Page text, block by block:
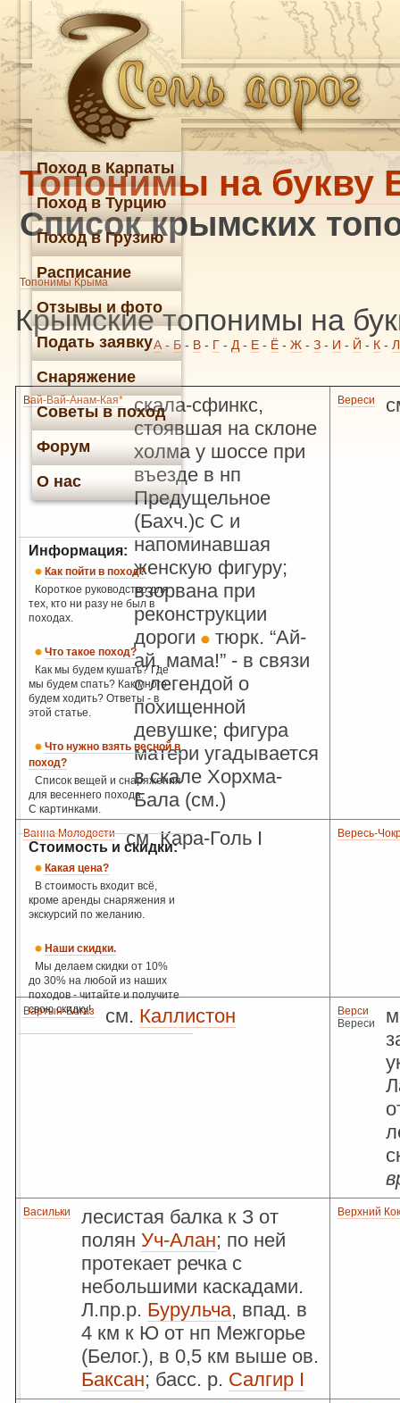
Топонимы на букву
Список крымских
Топонимы Крыма
Крымские топонимы на
А - Б - В - Г - Д - Е - Ё - Ж - З - И - Й - К - Л
Вай-Вай-Анам-Кая*
скала-сфинкс,
стоявшая на склоне
холма у шоссе при
въезде в нп
Предущельное
(Бахч.)с С и
напоминавшая
женскую фигуру;
взорвана при
реконструкции
дороги
тюрк. “Ай-
ай, мама!” - в связи
с легендой о
похищенной
девушке; фигура
матери угадывается
в скале Хорхма-
Бала (см.)
Вереcи
Ванна Молодости см. Кара-Голь I Вересь-
Вартын-Богаз см. Каллистон
Верси
Вереси
Васильки
лесистая балка к З от
полян Уч-Алан; по ней
протекает речка с
небольшими каскадами.
Л.пр.р. Бурульча, впад. в
4 км к Ю от нп Межгорье
(Белог.), в 0,5 км выше ов.
Баксан; басс. р. Салгир I
Верхний
Поход в Карпаты
Поход в Турцию
Поход в Грузию
Расписание
Отзывы и фото
Подать заявку
Снаряжение
Советы в поход
Форум
О нас
Информация:
Как пойти в поход?
Короткое руководство для
тех, кто ни разу не был в
походах.
Что такое поход?
Как мы будем кушать? Где
мы будем спать? Как много
будем ходить? Ответы - в
этой статье.
Что нужно взять весной в
поход?
Список вещей и снаряжения
для весеннего похода.
С картинками.
Стоимость и скидки:
Какая цена?
В стоимость входит всё,
кроме аренды снаряжения и
экскурсий по желанию.
Наши скидки.
Мы делаем скидки от 10%
до 30% на любой из наших
походов - читайте и получите
свою скидку!